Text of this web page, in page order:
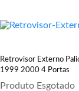
Retrovisor Externo
1999 2000 4 Portas
Produto Esgotado